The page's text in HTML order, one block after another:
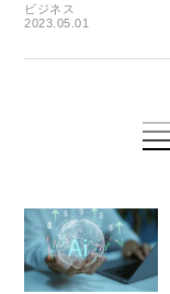
ビジネス
2023.05.01